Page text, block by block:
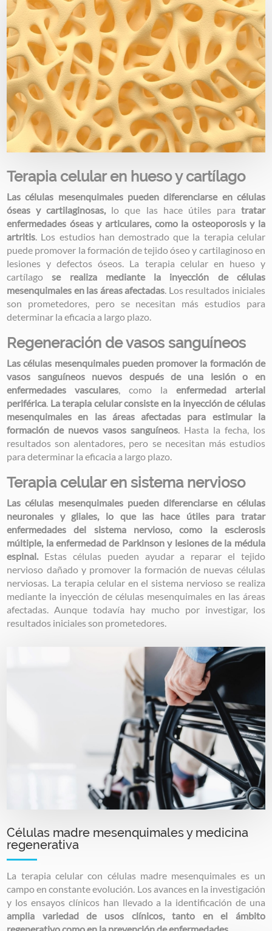
Terapia celular en hueso y cartílago
Las células mesenquimales pueden diferenciarse en células
óseas y cartilaginosas, lo que las hace útiles para tratar
enfermedades óseas y articulares, como la osteoporosis y la
artritis . Los estudios han demostrado que la terapia celular
puede promover la formación de tejido óseo y cartilaginoso en
lesiones y defectos óseos. La terapia celular en hueso y
cartílago se realiza mediante la inyección de células
mesenquimales en las áreas afectadas . Los resultados iniciales
son prometedores, pero se necesitan más estudios para
determinar la eficacia a largo plazo.
Regeneración de vasos sanguíneos
Las células mesenquimales pueden promover la formación de
vasos sanguíneos nuevos después de una lesión o en
enfermedades vasculares , como la enfermedad arterial
periférica La terapia celular consiste en la inyección de células
mesenquimales en las áreas afectadas para estimular la
formación de nuevos vasos sanguíneos . Hasta la fecha, los
resultados son alentadores, pero se necesitan más estudios
para determinar la eficacia a largo plazo.
Terapia celular en sistema nervioso
Las células mesenquimales pueden diferenciarse en células
neuronales y gliales, lo que las hace útiles para tratar
enfermedades del sistema nervioso, como la esclerosis
múltiple, la enfermedad de Parkinson y lesiones de la médula
espinal. Estas células pueden ayudar a reparar el tejido
nervioso dañado y promover la formación de nuevas células
nerviosas. La terapia celular en el sistema nervioso se realiza
mediante la inyección de células mesenquimales en las áreas
afectadas. Aunque todavía hay mucho por investigar, los
resultados iniciales son prometedores.
Células madre mesenquimales y medicina
regenerativa
La terapia celular con células madre mesenquimales es un
campo en constante evolución. Los avances en la investigación
y los ensayos clínicos han llevado a la identificación de una
amplia variedad de usos clínicos, tanto en el ámbito